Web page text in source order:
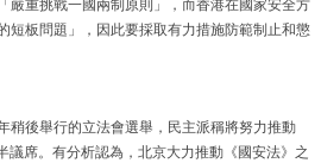
嚴重挑戰一國兩制原則」，而香港在國家安全方
短板問題」，因此要採取有力措施防範制止和懲
稍後舉行的立法會選舉，民主派稱將努力推動
議席。有分析認為，北京大力推動《國安法》之